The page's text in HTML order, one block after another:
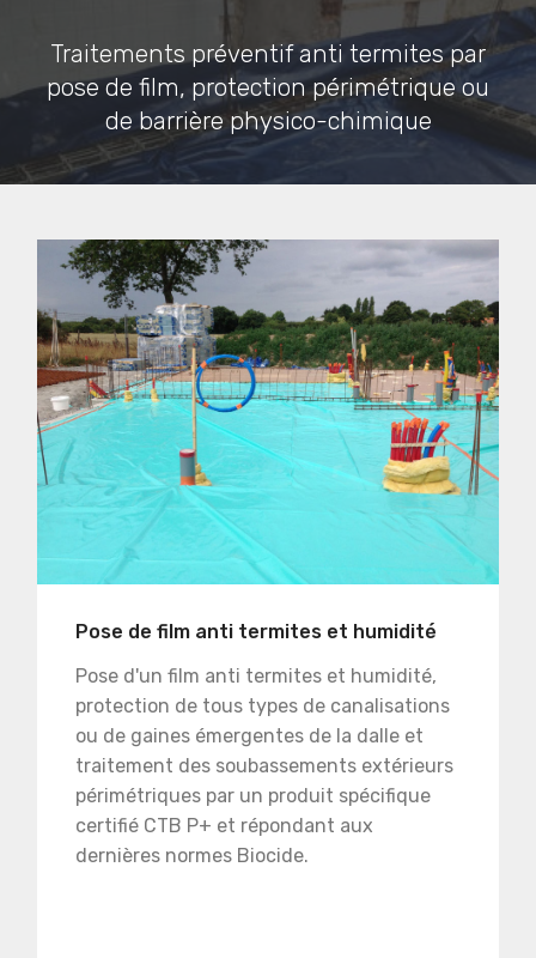
Traitements préventif anti termites par
pose de film, protection périmétrique ou
de barrière physico-chimique
Pose de film anti termites et humidité
Pose d'un film anti termites et humidité,
protection de tous types de canalisations
ou de gaines émergentes de la dalle et
traitement des soubassements extérieurs
périmétriques par un produit spécifique
certifié CTB P+ et répondant aux
dernières normes Biocide.